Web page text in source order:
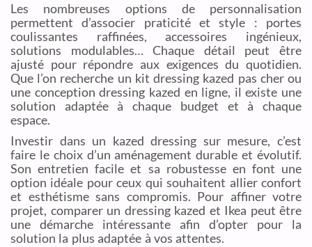
Les nombreuses options de personnalisation
permettent d’associer praticité et style : portes
coulissantes raffinées, accessoires ingénieux,
solutions modulables… Chaque détail peut être
ajusté pour répondre aux exigences du quotidien.
Que l’on recherche un kit dressing kazed pas cher ou
une conception dressing kazed en ligne, il existe une
solution adaptée à chaque budget et à chaque
espace.
Investir dans un kazed dressing sur mesure, c’est
faire le choix d’un aménagement durable et évolutif.
Son entretien facile et sa robustesse en font une
option idéale pour ceux qui souhaitent allier confort
et esthétisme sans compromis. Pour affiner votre
projet, comparer un dressing kazed et Ikea peut être
une démarche intéressante afin d’opter pour la
solution la plus adaptée à vos attentes.